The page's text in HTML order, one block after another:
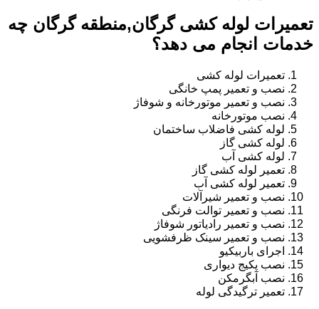
تعمیرات لوله کشی گرگان,منطقه گرگان چه
خدمات انجام می دهد؟
تعمیرات لوله کشی
نصب و تعمیر پمپ خانگی
نصب و تعمیر موتورخانه و شوفاژ
نصب موتورخانه
لوله کشی فاضلاب ساختمان
لوله کشی گاز
لوله کشی آب
تعمیر لوله کشی گاز
تعمیر لوله کشی آب
نصب و تعمیر شیرآلات
نصب و تعمیر توالت فرنگی
نصب و تعمیر رادیاتور شوفاژ
نصب و تعمیر سینک ظرفشویی
اجرای باربیکیو
نصب پکیج دیواری
نصب آبگرمکن
تعمیر ترگیدگی لوله